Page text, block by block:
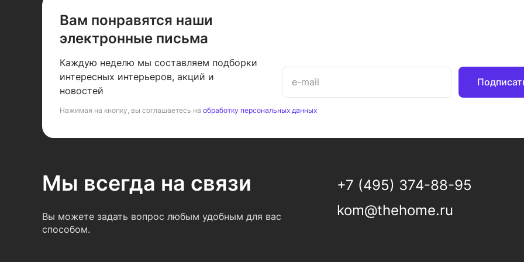
Вам понравятся наши
электронные письма
Каждую неделю мы составляем подборки
интересных интерьеров, акций и
новостей
Нажимая на кнопку, вы соглашаетесь на обработку персональных данных
Мы всегда на связи
Вы можете задать вопрос любым удобным для вас
способом.
+7 (495) 374-88-95
kom@thehome.ru